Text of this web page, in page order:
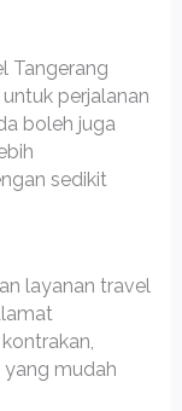
Tangerang
perjalanan
boleh juga
sedikit
layanan travel
mudah